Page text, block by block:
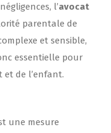
l’avocat
parentale de
et sensible,
essentielle pour
de l’enfant.
une mesure